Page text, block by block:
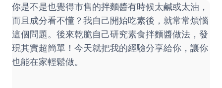
你是不是也覺得市售的拌麵醬有時候太鹹或太油，
而且成分看不懂？我自己開始吃素後，就常常煩惱
這個問題。後來乾脆自己研究素食拌麵醬做法，發
現其實超簡單！今天就把我的經驗分享給你，讓你
也能在家輕鬆做。